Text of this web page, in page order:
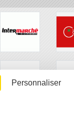
Personnaliser